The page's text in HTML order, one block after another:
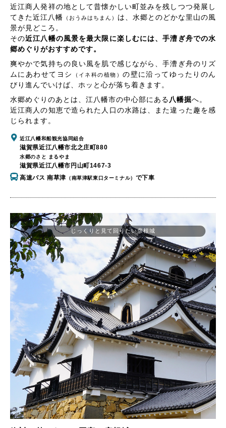
近江商人発祥の地として昔懐かしい町並みを残しつつ発展し
てきた近江八幡 （おうみはちまん） は、水郷とのどかな里山の風
景が見どころ。
その近江八幡の風景を最大限に楽しむには、手漕ぎ舟での水
郷めぐりがおすすめです。
爽やかで気持ちの良い風を肌で感じながら、手漕ぎ舟のリズ
ムにあわせてヨシ
（イネ科の植物）の壁に沿ってゆったりのん
びり進んでいけば、ホッと心が落ち着きます。
水郷めぐりのあとは、江八幡市の中心部にある八幡掘へ。
近江商人の知恵で造られた人口の水路は、また違った趣を感
じられます。
近江八幡和船観光協同組合
滋賀県近江八幡市北之庄町880
水郷のさと まるやま
滋賀県近江八幡市円山町1467-3
高速バス 南草津 （南草津駅東口ターミナル） で下車
じっくりと見て回りたい彦根城